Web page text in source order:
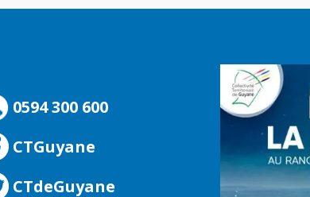
0594 300 600
CTGuyane
CTdeGuyane